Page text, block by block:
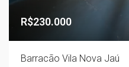
R$230.000
Barracão Vila Nova Jaú